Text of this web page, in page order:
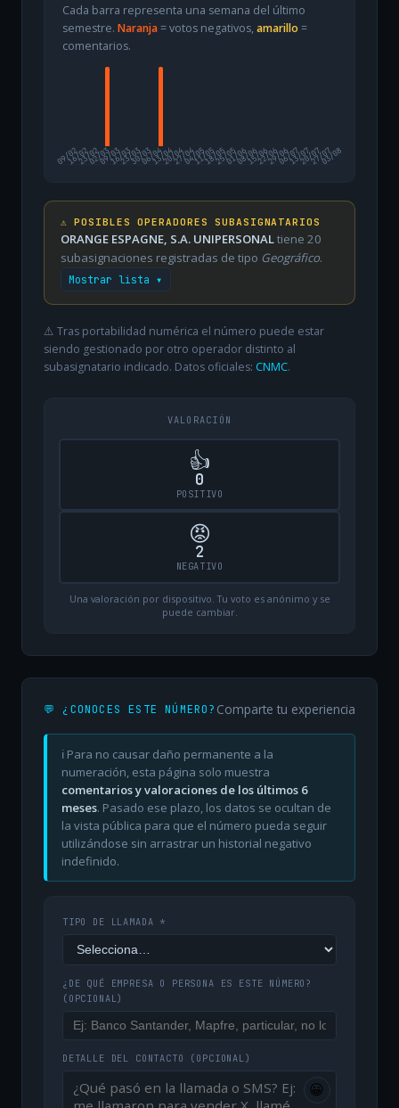
Cada barra representa una semana del último
semestre. Naranja= votos negativos, amarillo =
comentarios.
09/02
16/0223/0202/0309/0316/0323/0330/0306/0413/0420/0427/0404/0511/0518/0525/0501/0608/0615/0622/0629/0606/0713/0720/0727/07
03/08
⚠️ POSIBLES OPERADORES SUBASIGNATARIOS
ORANGE ESPAGNE, S.A. UNIPERSONALtiene 20
subasignaciones registradas de tipo Geográfico.
Mostrar lista ▾
⚠️ Tras portabilidad numérica el número puede estar
siendo gestionado por otro operador distinto al
subasignatario indicado. Datos oficiales: CNMC.
VALORACIÓN
👍
0
POSITIVO
😡
2
NEGATIVO
Una valoración por dispositivo. Tu voto es anónimo y se
puede cambiar.
💬 ¿CONOCES ESTE NÚMERO? Comparte tu experiencia
ℹ️ Para no causar daño permanente a la
numeración, esta página solo muestra
comentarios y valoraciones de los últimos 6
meses. Pasado ese plazo, los datos se ocultan de
la vista pública para que el número pueda seguir
utilizándose sin arrastrar un historial negativo
indefinido.
TIPO DE LLAMADA *
¿DE QUÉ EMPRESA O PERSONA ES ESTE NÚMERO?
(OPCIONAL)
DETALLE DEL CONTACTO (OPCIONAL)
😀